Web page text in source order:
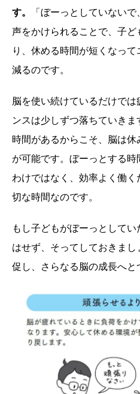
す。
「ぼーっとしていない
声をかけられることで、子
り、休める時間が短くなっ
減るのです。
脳を使い続けているだけで
ンスは少しずつ落ちていき
時間があるからこそ、脳は
が可能です。ぼーっとする
わけではなく、効率よく働
切な時間なのです。
もし子どもがぼーっとして
はせず、そってしておきま
促し、さらなる脳の成長へと